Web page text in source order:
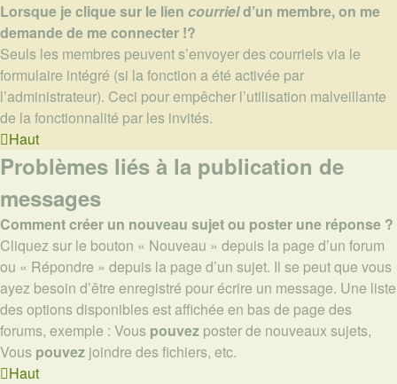
Lorsque je clique sur le lien courrield’un membre, on me
demande de me connecter !?
Seuls les membres peuvent s’envoyer des courriels via le
formulaire intégré (si la fonction a été activée par
l’administrateur). Ceci pour empêcher l’utilisation malveillante
de la fonctionnalité par les invités.
Haut
Problèmes liés à la publication de
messages
Comment créer un nouveau sujet ou poster une réponse ?
Cliquez sur le bouton « Nouveau » depuis la page d’un forum
ou « Répondre » depuis la page d’un sujet. Il se peut que vous
ayez besoin d’être enregistré pour écrire un message. Une liste
des options disponibles est affichée en bas de page des
forums, exemple : Vous pouvez poster de nouveaux sujets,
Vous pouvez joindre des fichiers, etc.
Haut